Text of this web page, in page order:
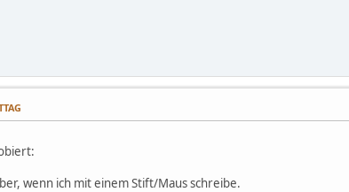
wenn ich mit einem Stift/Maus schreibe.